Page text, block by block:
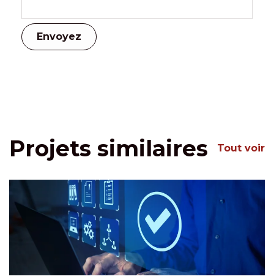
Projets similaires Tout voir